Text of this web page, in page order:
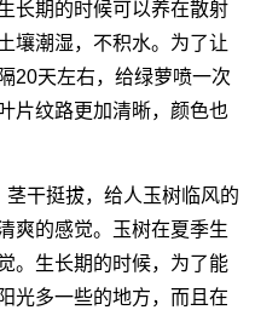
长期的时候可以养在散射
壤潮湿，不积水。为了让
20天左右，给绿萝喷一次
片纹路更加清晰，颜色也
干挺拔，给人玉树临风的
爽的感觉。玉树在夏季生
。生长期的时候，为了能
光多一些的地方，而且在